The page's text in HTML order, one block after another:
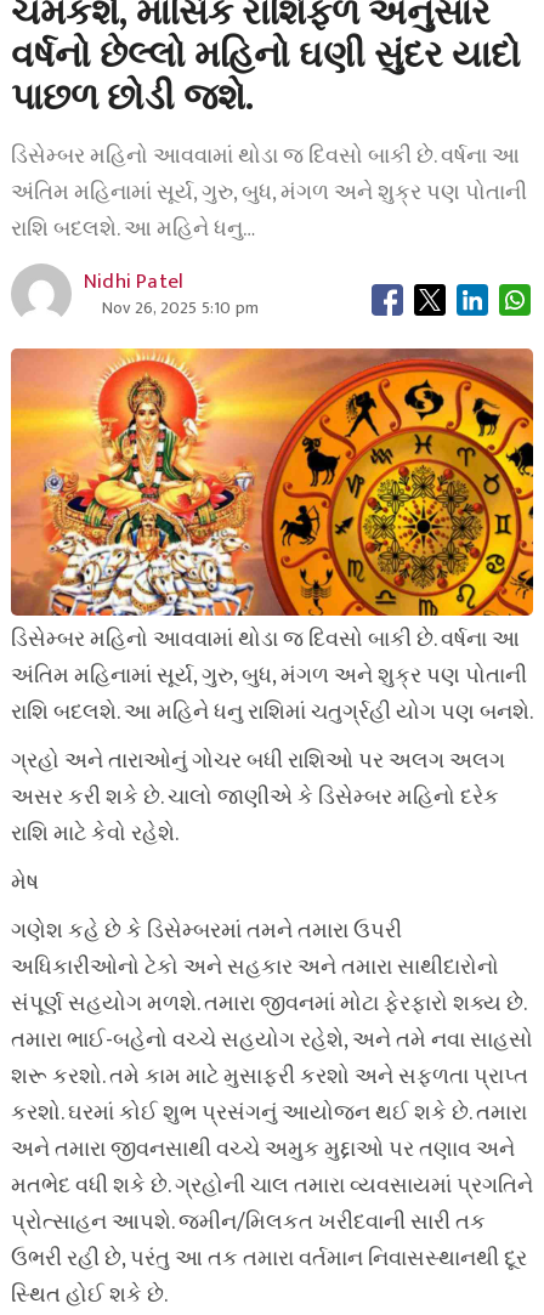
ચમકશે, માસિક રાશિફળ અનુસાર
વર્ષનો છેલ્લો મહિનો ઘણી સુંદર યાદો
પાછળ છોડી જશે.
ડિસેમ્બર મહિનો આવવામાં થોડા જ દિવસો બાકી છે. વર્ષના આ
અંતિમ મહિનામાં સૂર્ય, ગુરુ, બુધ, મંગળ અને શુક્ર પણ પોતાની
રાશિ બદલશે. આ મહિને ધનુ…
Nidhi Patel
Nov 26, 2025 5:10 pm
ડિસેમ્બર મહિનો આવવામાં થોડા જ દિવસો બાકી છે. વર્ષના આ
અંતિમ મહિનામાં સૂર્ય, ગુરુ, બુધ, મંગળ અને શુક્ર પણ પોતાની
રાશિ બદલશે. આ મહિને ધનુ રાશિમાં ચતુર્ગ્રહી યોગ પણ બનશે.
ગ્રહો અને તારાઓનું ગોચર બધી રાશિઓ પર અલગ અલગ
અસર કરી શકે છે. ચાલો જાણીએ કે ડિસેમ્બર મહિનો દરેક
રાશિ માટે કેવો રહેશે.
મેષ
ગણેશ કહે છે કે ડિસેમ્બરમાં તમને તમારા ઉપરી
અધિકારીઓનો ટેકો અને સહકાર અને તમારા સાથીદારોનો
સંપૂર્ણ સહયોગ મળશે. તમારા જીવનમાં મોટા ફેરફારો શક્ય છે.
તમારા ભાઈ-બહેનો વચ્ચે સહયોગ રહેશે, અને તમે નવા સાહસો
શરૂ કરશો. તમે કામ માટે મુસાફરી કરશો અને સફળતા પ્રાપ્ત
કરશો. ઘરમાં કોઈ શુભ પ્રસંગનું આયોજન થઈ શકે છે. તમારા
અને તમારા જીવનસાથી વચ્ચે અમુક મુદ્દાઓ પર તણાવ અને
મતભેદ વધી શકે છે. ગ્રહોની ચાલ તમારા વ્યવસાયમાં પ્રગતિને
પ્રોત્સાહન આપશે. જમીન/મિલકત ખરીદવાની સારી તક
ઉભરી રહી છે, પરંતુ આ તક તમારા વર્તમાન નિવાસસ્થાનથી દૂર
સ્થિત હોઈ શકે છે.